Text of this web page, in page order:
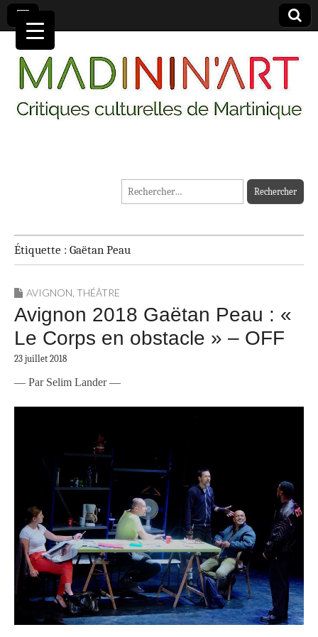
MADININ'ART
Rechercher :
Étiquette : Gaëtan Peau
AVIGNON, THÉÂTRE
Avignon 2018 Gaëtan Peau : «
Le Corps en obstacle » – OFF
23 juillet 2018
— Par Selim Lander —